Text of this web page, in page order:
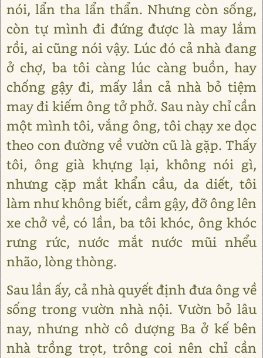
nói, lẩn tha lẩn thẩn. Nhưng còn sống,
còn tự mình đi đứng được là may lắm
rồi, ai cũng nói vậy. Lúc đó cả nhà đang
ở chợ, ba tôi càng lúc càng buồn, hay
chống gậy đi, mấy lần cả nhà bỏ tiệm
may đi kiếm ông tở phở. Sau này chỉ cần
một mình tôi, vắng ông, tôi chạy xe dọc
theo con đường về vườn cũ là gặp. Thấy
tôi, ông già khựng lại, không nói gì,
nhưng cặp mắt khẩn cầu, da diết, tôi
làm như không biết, cầm gậy, đỡ ông lên
xe chở về, có lần, ba tôi khóc, ông khóc
rưng rức, nước mắt nước mũi nhểu
nhão, lòng thòng.
Sau lần ấy, cả nhà quyết định đưa ông về
sống trong vườn nhà nội. Vườn bỏ lâu
nay, nhưng nhờ cô dượng Ba ở kế bên
nhà trồng trọt, trông coi nên chỉ cần